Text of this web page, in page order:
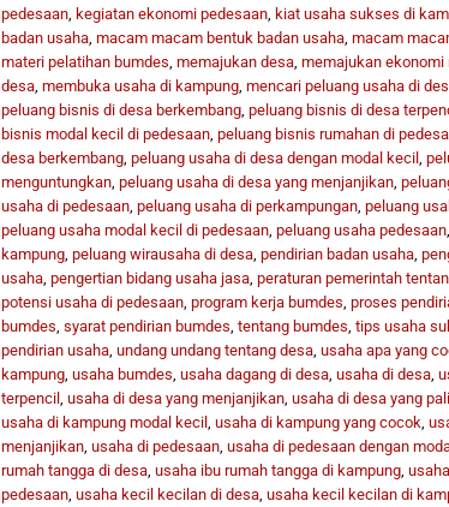
pedesaan, kegiatan ekonomi pedesaan, kiat usaha sukses di
badan usaha, macam macam bentuk badan usaha, macam
materi pelatihan bumdes memajukan desa, memajukan ekonomi
desa, membuka usaha di kampung, mencari peluang usaha di
peluang bisnis di desa berkembang, peluang bisnis di desa
bisnis modal kecil di pedesaan, peluang bisnis rumahan di
desa berkembang, peluang usaha di desa dengan modal kecil,
menguntungkan, peluang usaha di desa yang menjanjikan,
usaha di pedesaan, peluang usaha di perkampungan, peluang
peluang usaha modal kecil di pedesaan, peluang usaha pedesaan,
kampung, peluang wirausaha di desa, pendirian badan usaha,
usaha, pengertian bidang usaha jasa, peraturan pemerintah
potensi usaha di pedesaan, program kerja bumdes proses
bumdes syarat pendirian bumdes tentang bumdes tips usaha
pendirian usaha, undang undang tentang desa, usaha apa yang
kampung, usaha bumdes usaha dagang di desa, usaha di desa,
terpencil, usaha di desa yang menjanjikan, usaha di desa yang
usaha di kampung modal kecil, usaha di kampung yang cocok
menjanjikan, usaha di pedesaan, usaha di pedesaan dengan
rumah tangga di desa, usaha ibu rumah tangga di kampung,
pedesaan, usaha kecil kecilan di desa, usaha kecil kecilan di